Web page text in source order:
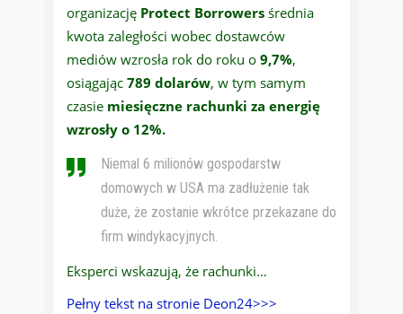
organizację Protect Borrowers średnia
kwota zaległości wobec dostawców
mediów wzrosła rok do roku o 9,7%,
osiągając 789 dolarów, w tym samym
czasie miesięczne rachunki za energię
wzrosły o 12%.
Niemal 6 milionów gospodarstw
domowych w USA ma zadłużenie tak
duże, że zostanie wkrótce przekazane do
firm windykacyjnych.
Eksperci wskazują, że rachunki…
Pełny tekst na stronie Deon24>>>